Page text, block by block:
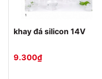
khay đá silicon 14V
9.300₫